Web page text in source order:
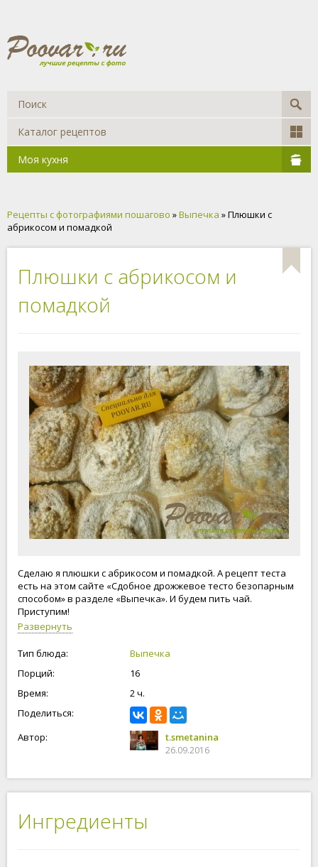
Каталог рецептов
Моя кухня
Рецепты с фотографиями пошагово »Выпечка » Плюшки с
абрикосом и помадкой
Плюшки с абрикосом и
помадкой
Сделаю я плюшки с абрикосом и помадкой. А рецепт теста
есть на этом сайте «Сдобное дрожжевое тесто безопарным
способом» в разделе «Выпечка». И будем пить чай.
Приступим!
Развернуть
Тип блюда:
Выпечка
Порций:
16
Время:
2 ч.
Поделиться:
Автор:
t.smetanina
26.09.2016
Ингредиенты